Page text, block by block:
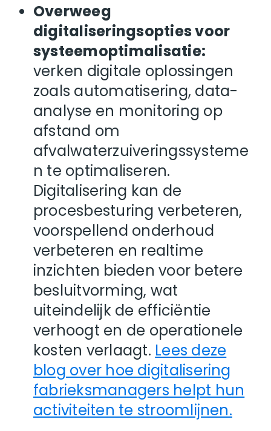
Overweeg
digitaliseringsopties voor
systeemoptimalisatie:
verken digitale oplossingen
zoals automatisering, data-
analyse en monitoring op
afstand om
afvalwaterzuiveringssysteme
n te optimaliseren.
Digitalisering kan de
procesbesturing verbeteren,
voorspellend onderhoud
verbeteren en realtime
inzichten bieden voor betere
besluitvorming, wat
uiteindelijk de efficiëntie
verhoogt en de operationele
kosten verlaagt. Lees deze
blog over hoe digitalisering
fabrieksmanagers helpt hun
activiteiten te stroomlijnen.